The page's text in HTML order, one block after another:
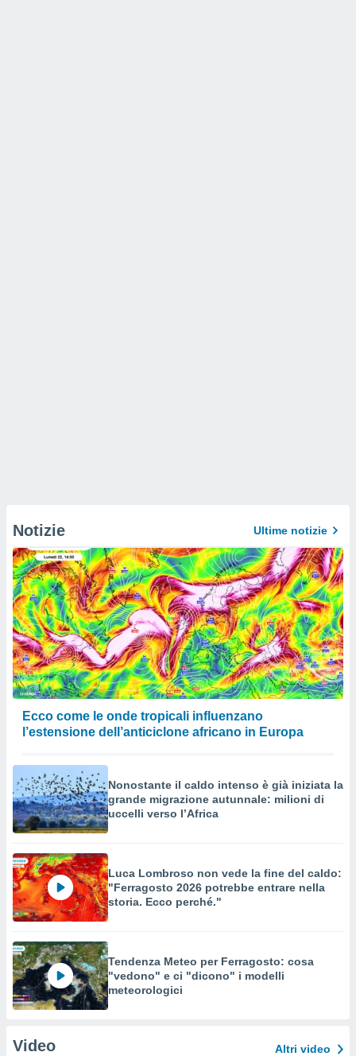
Notizie Ultime notizie
Ecco come le onde tropicali influenzano
l’estensione dell’anticiclone africano in Europa
Nonostante il caldo intenso è già iniziata la
grande migrazione autunnale: milioni di
uccelli verso l’Africa
Luca Lombroso non vede la fine del caldo:
"Ferragosto 2026 potrebbe entrare nella
storia. Ecco perché."
Tendenza Meteo per Ferragosto: cosa
"vedono" e ci "dicono" i modelli
meteorologici
Video Altri video